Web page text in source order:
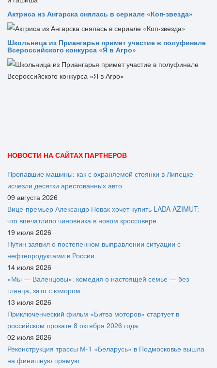
Актриса из Ангарска снялась в сериале «Коп-звезда»
Школьница из Приангарья примет участие в полуфинале
Всероссийского конкурса «Я в Агро»
НОВОСТИ НА САЙТАХ ПАРТНЕРОВ
Пропавшие машины: как с охраняемой стоянки в Липецке
исчезли десятки арестованных авто
09 августа 2026
Вице‑премьер Александр Новак хочет купить LADA AZIMUT:
что впечатлило чиновника в новом кроссовере
19 июля 2026
Путин заявил о постепенном выправлении ситуации с
нефтепродуктами в России
14 июля 2026
«Мы — Валенцовы»: комедия о настоящей семье — без
глянца, зато с юмором
13 июля 2026
Приключенческий фильм «Битва моторов» стартует в
российском прокате 8 октября 2026 года
02 июля 2026
Реконструкция трассы М-1 «Беларусь» в Подмосковье вышла
на финишную прямую